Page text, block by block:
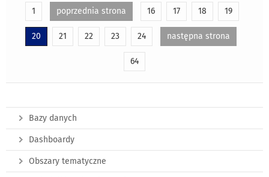
1 poprzednia strona 16 17 18 19
20 21 22 23 24 następna strona
64
Bazy danych
Dashboardy
Obszary tematyczne